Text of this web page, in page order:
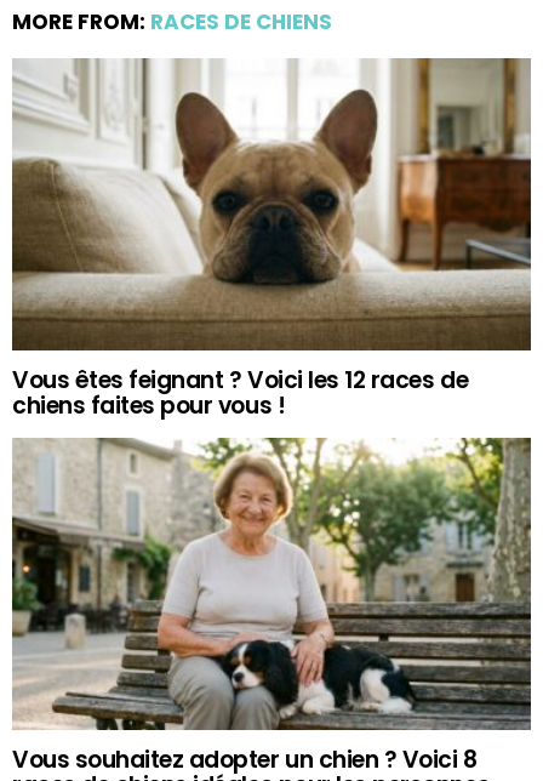
MORE FROM: RACES DE CHIENS
Vous êtes feignant ? Voici les 12 races de
chiens faites pour vous !
Vous souhaitez adopter un chien ? Voici 8